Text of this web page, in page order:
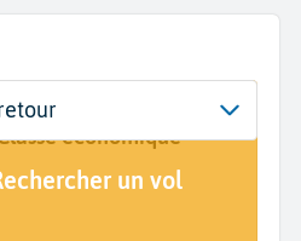
sept. économique
un vol